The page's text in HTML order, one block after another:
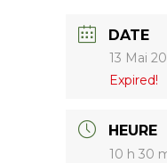
DATE
13 Mai
Expired!
HEURE
10 h 30